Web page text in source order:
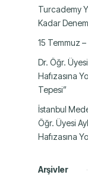
Turcademy
Kadar
15 Temmuz –
Dr. Öğr.
Hafızasına
Tepesi”
İstanbul
Öğr. Üyesi
Hafızasına
Arşivler